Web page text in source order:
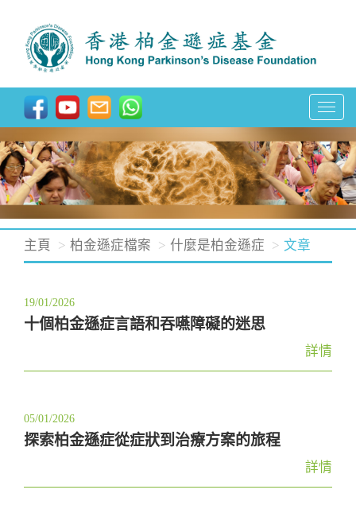
T
o
g
g
l
e
a
a
t
主頁 柏金遜症檔案 什麼是柏金遜症 文章
19/01/2026
十個柏金遜症言語和吞嚥障礙的迷思
詳情
05/01/2026
探索柏金遜症從症狀到治療方案的旅程
詳情